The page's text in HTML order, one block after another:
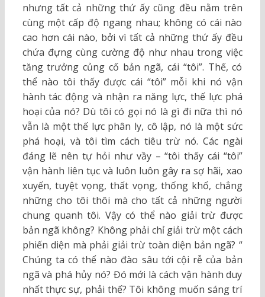
nhưng tất cả những thứ ấy cũng đều nằm trên
cùng một cấp độ ngang nhau; không có cái nào
cao hơn cái nào, bởi vì tất cả những thứ ấy đều
chứa đựng cùng cường độ như nhau trong việc
tăng trưởng củng cố bản ngã, cái “tôi”. Thế, có
thể nào tôi thấy được cái “tôi” mỗi khi nó vận
hành tác động và nhận ra năng lực, thế lực phá
hoại của nó? Dù tôi có gọi nó là gì đi nữa thì nó
vẫn là một thế lực phân ly, cô lập, nó là một sức
phá hoại, và tôi tìm cách tiêu trừ nó. Các ngài
đáng lẽ nên tự hỏi như vầy – “tôi thấy cái “tôi”
vận hành liên tục và luôn luôn gây ra sợ hãi, xao
xuyến, tuyệt vọng, thất vọng, thống khổ, chẳng
những cho tôi thôi mà cho tất cả những người
chung quanh tôi. Vậy có thể nào giải trừ được
bản ngã không? Không phải chỉ giải trừ một cách
phiến diện mà phải giải trừ toàn diện bản ngã? “
Chúng ta có thể nào đào sâu tới cội rễ của bản
ngã và phá hủy nó? Đó mới là cách vận hành duy
nhất thực sự, phải thế? Tôi không muốn sáng trí